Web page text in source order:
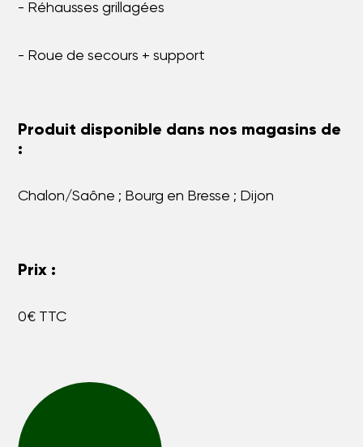
- Réhausses grillagées
- Roue de secours + support
Produit disponible dans nos magasins de
:
Chalon/Saône ; Bourg en Bresse ; Dijon
Prix :
0€ TTC